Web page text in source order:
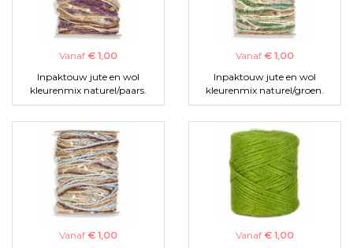
Vanaf € 1,00
Inpaktouw jute en wol
kleurenmix naturel/paars.
Vanaf € 1,00
Inpaktouw jute en wol
kleurenmix naturel/groen.
Vanaf € 1,00 Vanaf € 1,00